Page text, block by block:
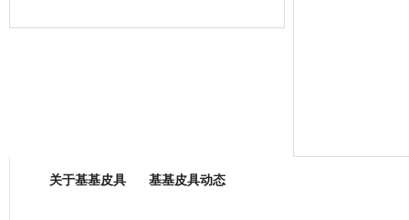
关于基基皮具 基基皮具动态